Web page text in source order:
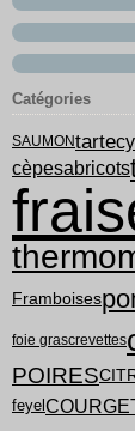
Catégories
SAUMONtarte
cèpesabricots
Framboises
foie grascrevettes
POIRES
feyel